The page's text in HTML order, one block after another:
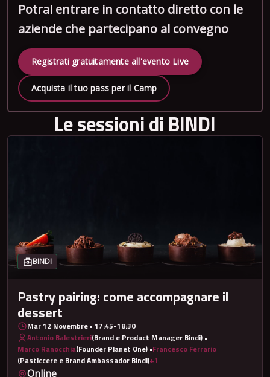
Potrai entrare in contatto diretto con le
aziende che partecipano al convegno
Registrati gratuitamente all'evento Live
Acquista il tuo pass per il Camp
Le sessioni di BINDI
BINDI
Pastry pairing: come accompagnare il
dessert
Mar 12 Novembre • 17:45-18:30
Antonio Balestrieri(Brand e Product Manager Bindi) •
Marco Ranocchia(Founder Planet One) •Francesco Ferrario
(Pasticcere e Brand Ambassador Bindi)+1
Online